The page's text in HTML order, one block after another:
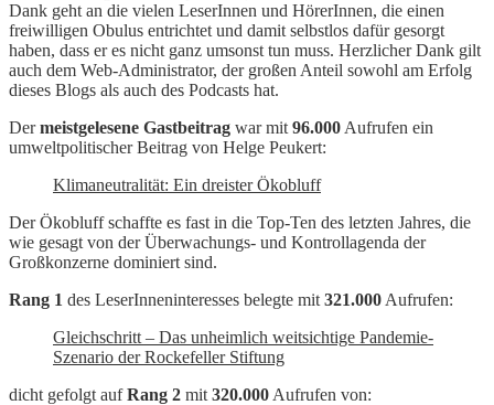
Dank geht an die vielen LeserInnen und HörerInnen, die einen
freiwilligen Obulus entrichtet und damit selbstlos dafür gesorgt
haben, dass er es nicht ganz umsonst tun muss. Herzlicher Dank gilt
auch dem Web-Administrator, der großen Anteil sowohl am Erfolg
dieses Blogs als auch des Podcasts hat.
Dermeistgelesene Gastbeitrag war mit 96.000 Aufrufen ein
umweltpolitischer Beitrag von Helge Peukert:
Klimaneutralität: Ein dreister Ökobluff
Der Ökobluff schaffte es fast in die Top-Ten des letzten Jahres, die
wie gesagt von der Überwachungs- und Kontrollagenda der
Großkonzerne dominiert sind.
Rang 1 des LeserInneninteresses belegte mit 321.000 Aufrufen:
Gleichschritt – Das unheimlich weitsichtige Pandemie-
Szenario der Rockefeller Stiftung
dicht gefolgt aufRang 2 mit 320.000 Aufrufen von: